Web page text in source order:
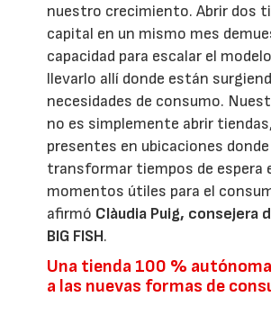
nuestro crecimiento. Abrir dos
capital en un mismo mes
capacidad para escalar el
llevarlo allí donde están
necesidades de consumo.
no es simplemente abrir
presentes en ubicaciones
transformar tiempos de espera
momentos útiles para el
afirmó Clàudia Puig, consejera
BIG FISH.
Una tienda 100 %
a las nuevas formas de